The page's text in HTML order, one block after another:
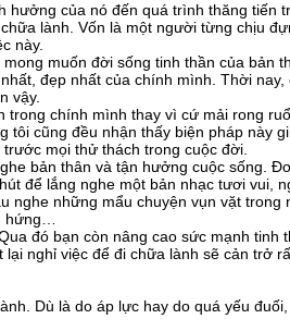
hưởng của nó đến quá trình thăng tiến
lành. Vốn là một người từng chịu
này.
muốn đời sống tinh thần của bản
đẹp nhất của chính mình. Thời
vậy.
chính mình thay vì cứ mải rong
cũng đều nhận thấy biện pháp này
mọi thử thách trong cuộc đời.
bản thân và tận hưởng cuộc sống.
để lắng nghe một bản nhạc tươi vui,
những mẩu chuyện vụn vặt trong
hứng…
đó bạn còn nâng cao sức mạnh tinh
nghỉ việc để đi chữa lành sẽ cản trở
Dù là do áp lực hay do quá yếu